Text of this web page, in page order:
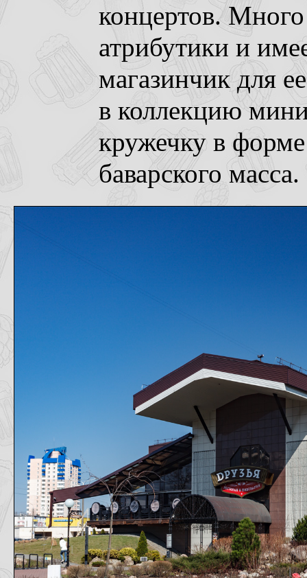
концертов.
атрибутики и
магазинчик для
в коллекцию
кружечку в
баварского масса.